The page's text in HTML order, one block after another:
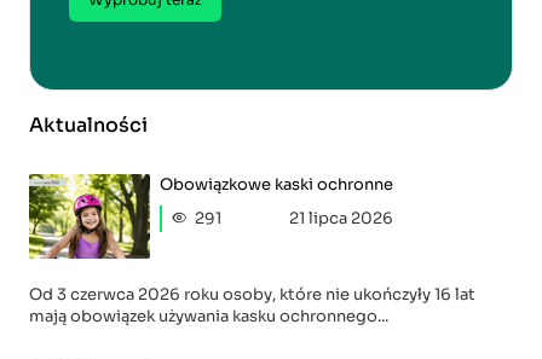
Aktualności
Obowiązkowe kaski ochronne
291
21 lipca 2026
Od 3 czerwca 2026 roku osoby, które nie ukończyły 16 lat
mają obowiązek używania kasku ochronnego...